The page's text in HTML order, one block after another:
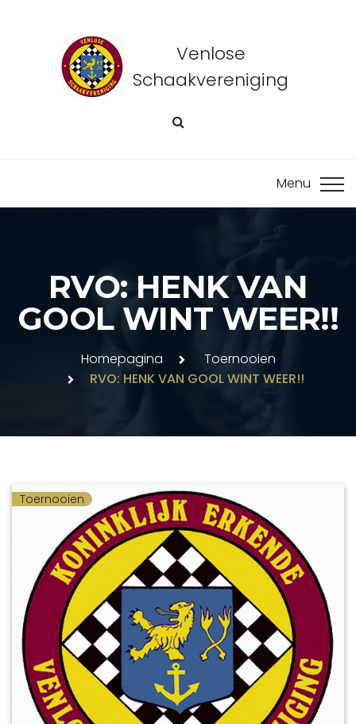
Venlose
Schaakvereniging
RVO: HENK VAN
GOOL WINT WEER!!
Homepagina
Toernooien
RVO: HENK VAN GOOL WINT WEER!!
Toernooien